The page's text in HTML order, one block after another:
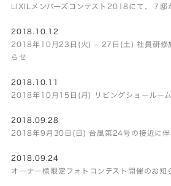
LIXILメンバーズコンテスト2018にて、７邸
2018.10.12
2018年10月23日(火) – 27日(土) 社員研修
らせ
2018.10.11
2018年10月15日(月) リビングショールー
2018.09.28
2018年9月30日(日) 台風第24号の接近に伴
2018.09.24
オーナー様限定フォトコンテスト開催のお知